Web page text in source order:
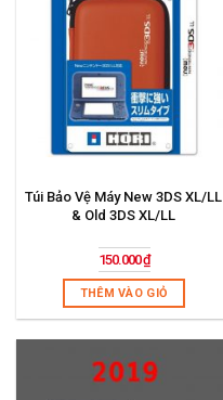
Túi Bảo Vệ Máy New 3DS XL/LL
& Old 3DS XL/LL
150.000₫
THÊM VÀO GIỎ